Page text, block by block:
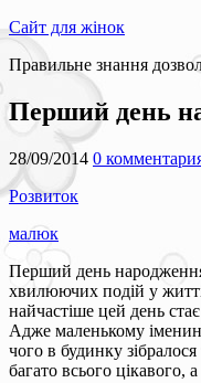
Сайт для жінок
Правильне знання
Перший день
28/09/2014 0
Розвиток
малюк
Перший день
хвилюючих подій у
найчастіше цей день
Адже маленькому
чого в будинку
багато всього цікавого,